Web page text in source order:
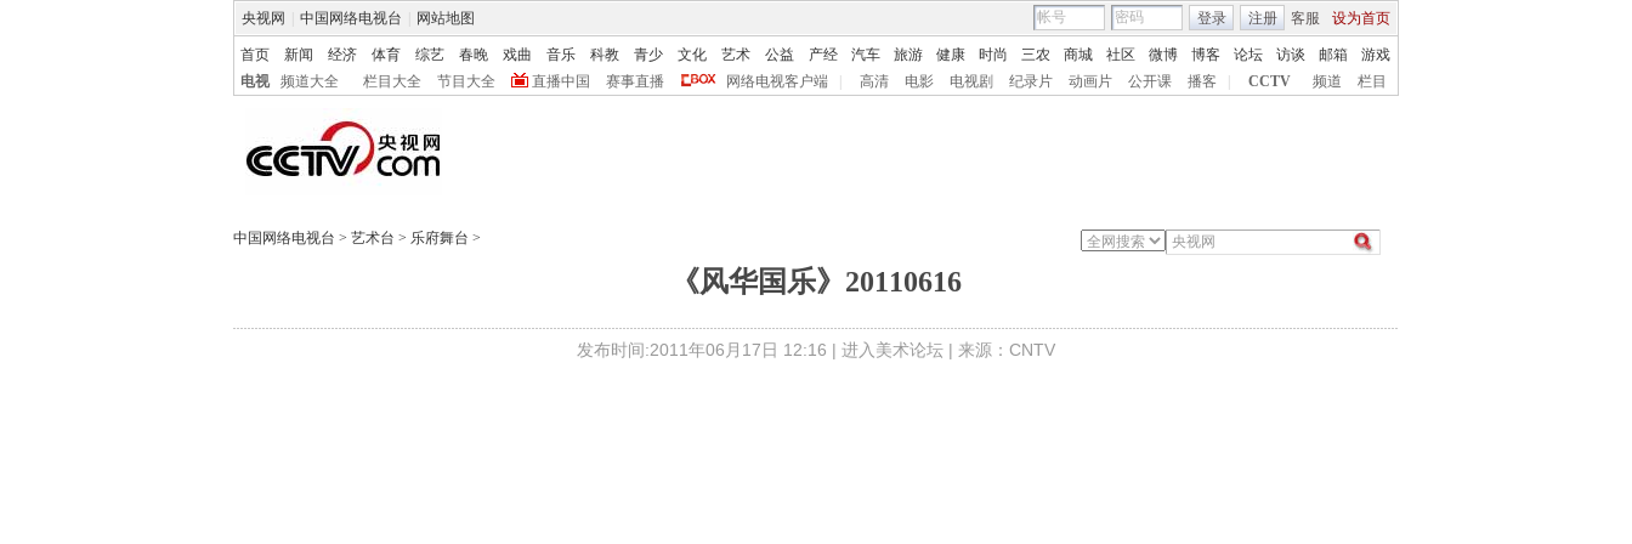
央视网 中国网络电视台 网站地图 客服 设为首页
登录 注册
首页 新闻 经济 体育 综艺 春晚 戏曲 音乐 科教 青少 文化 艺术 公益 产经 汽车 旅游 健康 时尚 三农 商城 社区 微博 博客 论坛 访谈 邮箱
游戏
电视
频道大全 栏目大全 节目大全 直播中国 赛事直播 网络电视客户端 高清 电影 电视剧 纪录片 动画片 公开课 播客 CCTV 频道 栏目
中国网络电视台 > 艺术台 > 乐府舞台 >
《风华国乐》20110616
发布时间:2011年06月17日 12:16 | 进入美术论坛 | 来源：CNTV